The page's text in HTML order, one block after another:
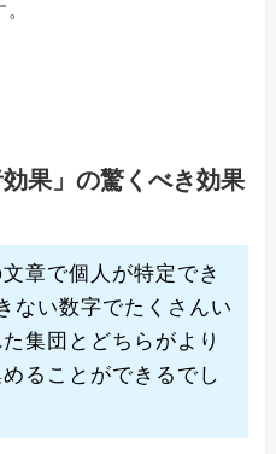
効果」の驚くべき効果
章で個人が特定でき
ない数字でたくさんい
集団とどちらがより
ることができるでし